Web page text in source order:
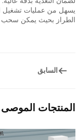
يسهل من عمليات تشغيل
الطراز بحيث يمكن سحب
السابق
المنتجات الموصى